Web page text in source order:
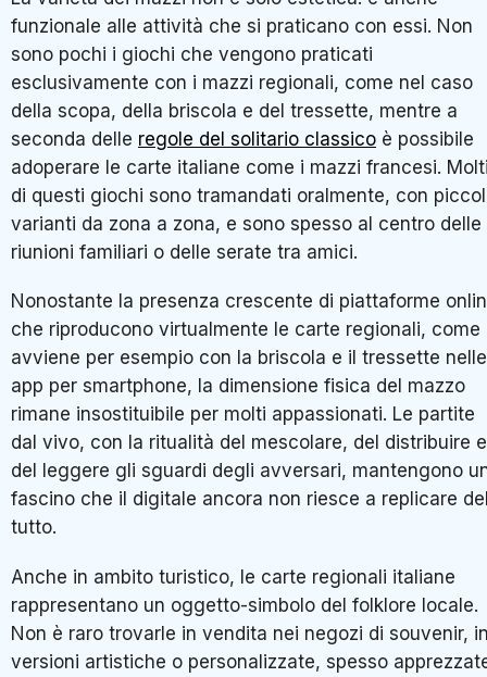
funzionale alle attività che si praticano con essi. Non
sono pochi i giochi che vengono praticati
esclusivamente con i mazzi regionali, come nel caso
della scopa, della briscola e del tressette, mentre a
seconda delle regole del solitario classico è possibile
adoperare le carte italiane come i mazzi francesi.
di questi giochi sono tramandati oralmente, con
varianti da zona a zona, e sono spesso al centro delle
riunioni familiari o delle serate tra amici.
Nonostante la presenza crescente di piattaforme
che riproducono virtualmente le carte regionali, come
avviene per esempio con la briscola e il tressette nelle
app per smartphone, la dimensione fisica del mazzo
rimane insostituibile per molti appassionati. Le partite
dal vivo, con la ritualità del mescolare, del distribuire e
del leggere gli sguardi degli avversari, mantengono
fascino che il digitale ancora non riesce a replicare
tutto.
Anche in ambito turistico, le carte regionali italiane
rappresentano un oggetto-simbolo del folklore locale.
Non è raro trovarle in vendita nei negozi di souvenir,
versioni artistiche o personalizzate, spesso